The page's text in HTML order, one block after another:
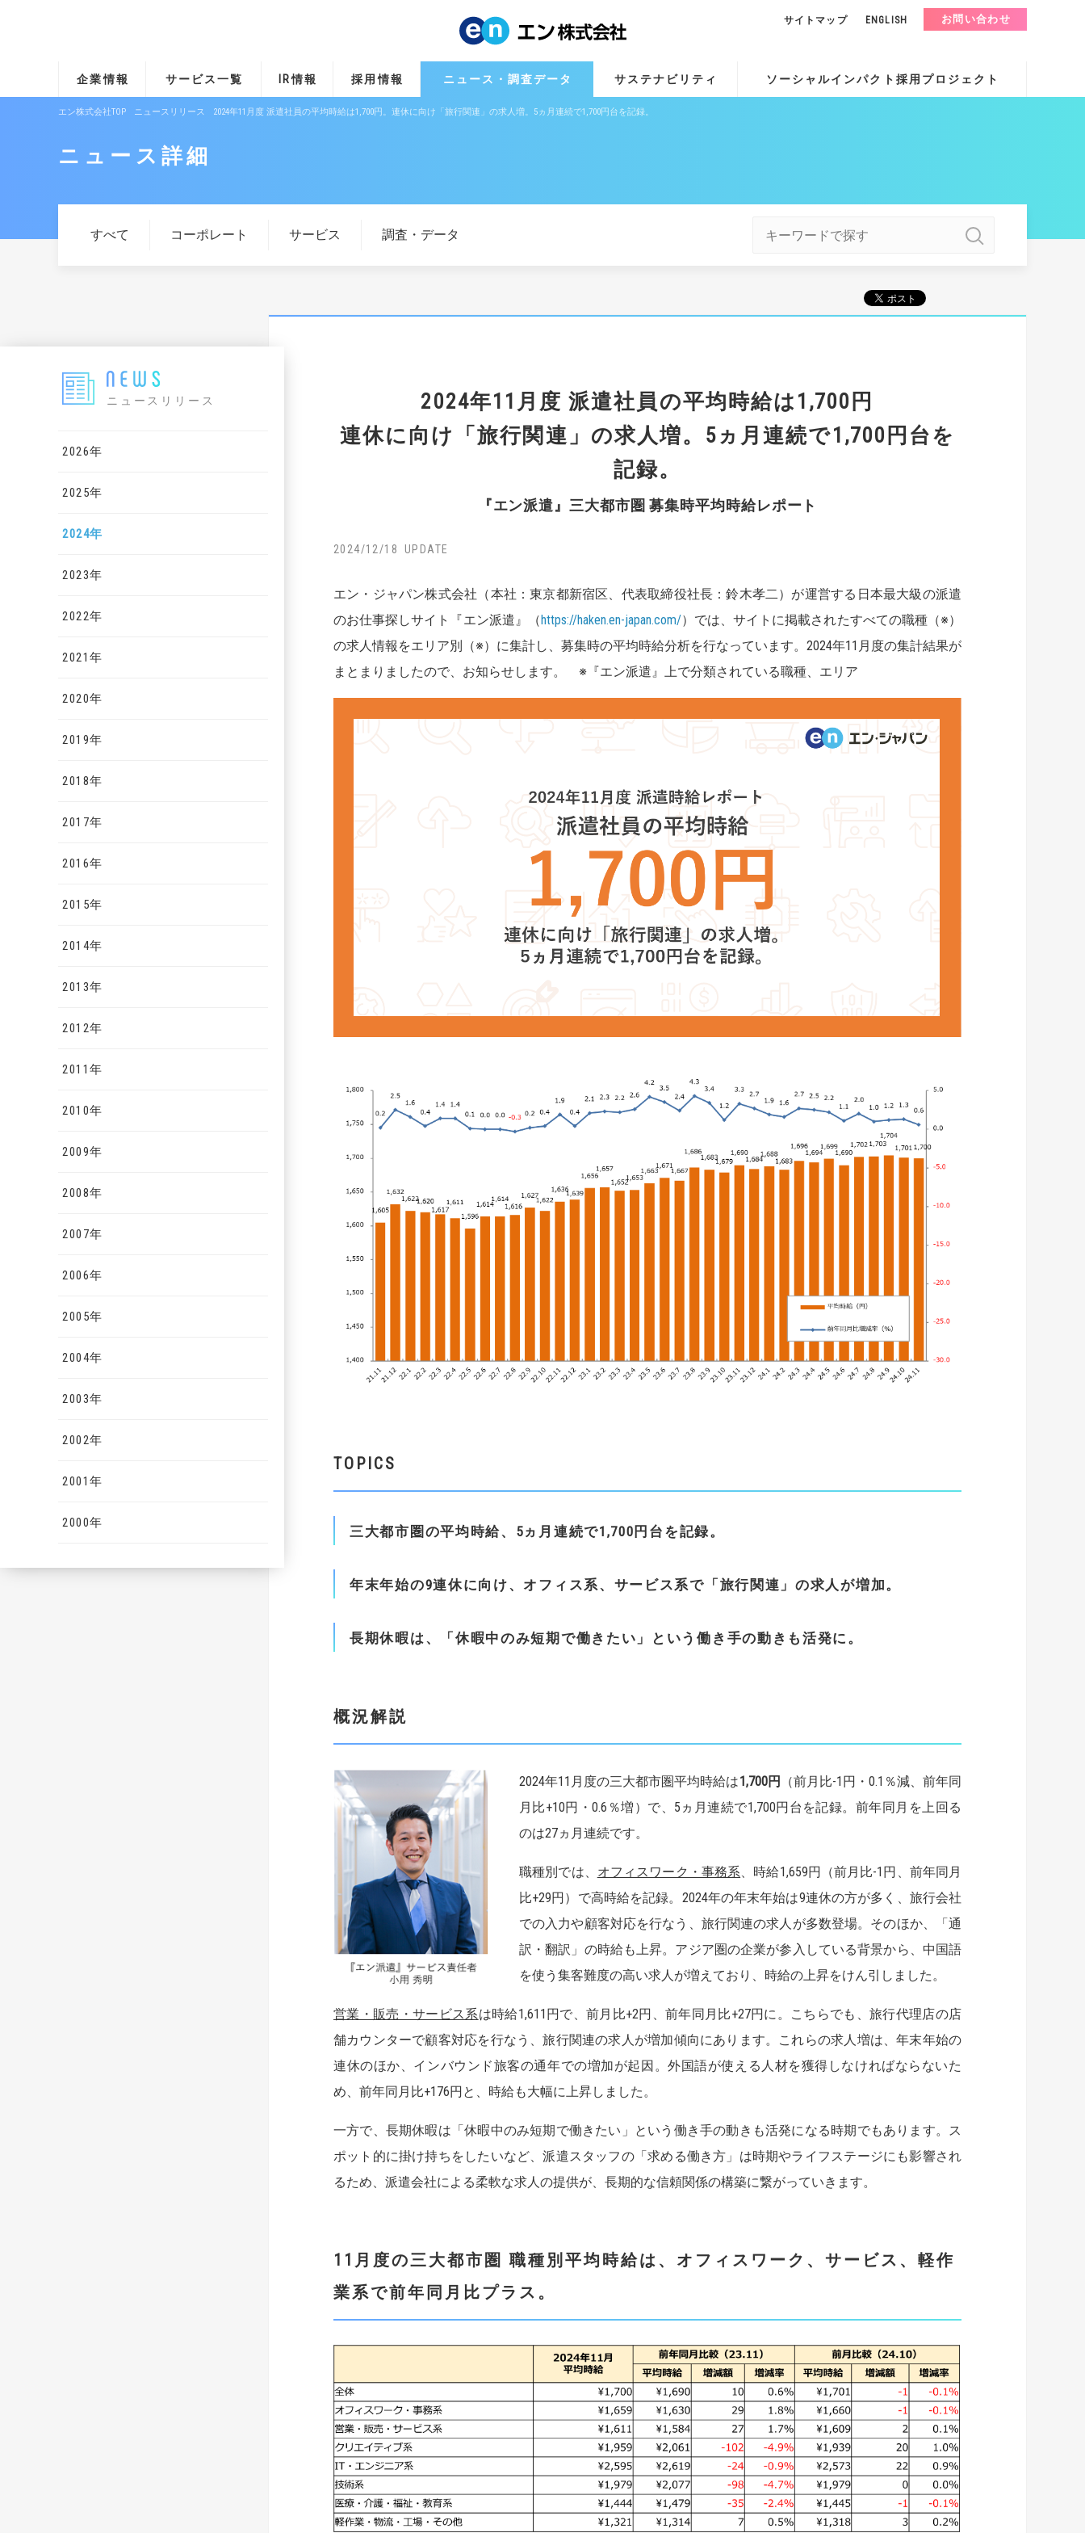
企業情報 サービス一覧 IR情報 採用情報 ニュース・調査データ サステナビリティ ソーシャルインパクト採用プロジェクト
サイトマップ ENGLISH お問い合わせ
エン株式会社TOP ニュースリリース 2024年11月度 派遣社員の平均時給は1,700円。連休に向け「旅行関連」の求人増。5ヵ月連続で1,700円台を記録。
ニュース詳細
すべて コーポレート サービス 調査・データ
ニュースリリース
2026年
2025年
2024年
2023年
2022年
2021年
2020年
2019年
2018年
2017年
2016年
2015年
2014年
2013年
2012年
2011年
2010年
2009年
2008年
2007年
2006年
2005年
2004年
2003年
2002年
2001年
2000年
2024年11月度 派遣社員の平均時給は1,700円
連休に向け「旅行関連」の求人増。5ヵ月連続で1,700円台を
記録。
『エン派遣』三大都市圏 募集時平均時給レポート
2024/12/18
エン・ジャパン株式会社（本社：東京都新宿区、代表取締役社長：鈴木孝二）が運営する日本最大級の派遣
のお仕事探しサイト『エン派遣』（https://haken.en-japan.com/）では、サイトに掲載されたすべての職種（※）
の求人情報をエリア別（※）に集計し、募集時の平均時給分析を行なっています。2024年11月度の集計結果が
まとまりましたので、お知らせします。 ※『エン派遣』上で分類されている職種、エリア
TOPICS
三大都市圏の平均時給、 5ヵ月連続で1,700 円台を記録。
年末年始の9連休に向け、オフィス系、サービス系で「旅行関連」の求人が増加。
長期休暇は、「休暇中のみ短期で働きたい」という働き手の動きも活発に。
概況解説
2024年11月度の三大都市圏平均時給は1,700円
（前月比-1円・0.1％減、前年同
月比+10円・0.6％増）で、5ヵ月連続で1,700円台を記録。前年同月を上回る
のは27ヵ月連続です。
職種別では、 オフィスワーク・事務系、時給1,659円（前月比-1円、前年同月
比+29円）で高時給を記録。2024年の年末年始は9連休の方が多く、旅行会社
での入力や顧客対応を行なう、旅行関連の求人が多数登場。そのほか、「通
訳・翻訳」の時給も上昇。アジア圏の企業が参入している背景から、中国語
を使う集客難度の高い求人が増えており、時給の上昇をけん引しました。
営業・販売・サービス系は時給1,611円で、前月比+2円、前年同月比+27円に。こちらでも、旅行代理店の店
舗カウンターで顧客対応を行なう、旅行関連の求人が増加傾向にあります。これらの求人増は、年末年始の
連休のほか、インバウンド旅客の通年での増加が起因。外国語が使える人材を獲得しなければならないた
め、前年同月比+176円と、時給も大幅に上昇しました。
一方で、長期休暇は「休暇中のみ短期で働きたい」という働き手の動きも活発になる時期でもあります。ス
ポット的に掛け持ちをしたいなど、派遣スタッフの「求める働き方」は時期やライフステージにも影響され
るため、派遣会社による柔軟な求人の提供が、長期的な信頼関係の構築に繋がっていきます。
11月度の三大都市圏 職種別平均時給は、オフィスワーク、サービス、軽作
業系で前年同月比プラス。